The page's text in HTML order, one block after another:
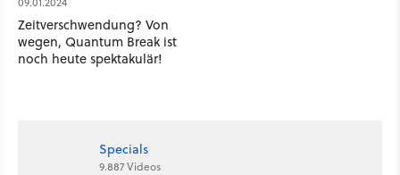
Zeitverschwendung? Von
wegen, Quantum Break ist
noch heute spektakulär!
Specials
9.887 Videos